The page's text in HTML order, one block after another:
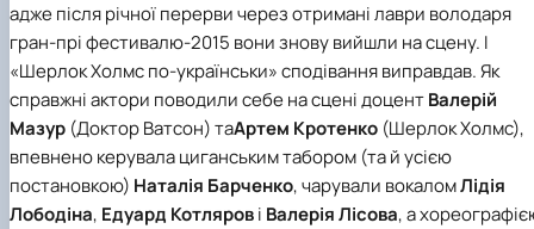
адже після річної перерви через отримані лаври володаря
гран-прі фестивалю-2015 вони знову вийшли на сцену. І
«Шерлок Холмс по-українськи» сподівання виправдав. Як
справжні актори поводили себе на сцені доцентВалерій
Мазур (Доктор Ватсон) таАртем Кротенко (Шерлок Холмс),
впевнено керувала циганським табором (та й усією
постановкою) Наталія Барченко, чарували вокаломЛідія
Лободіна, Едуард Котлярові Валерія Лісова, а